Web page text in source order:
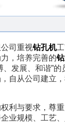
司重视钻孔机
，培养完善的
发展、和谐”的
自从公司建立
与要求，尊重
业规模、工艺